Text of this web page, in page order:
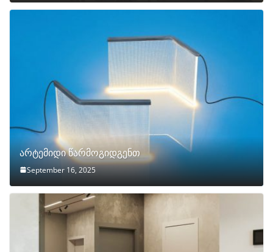
არტემიდი წარმოგიდგენთ
September 16, 2025